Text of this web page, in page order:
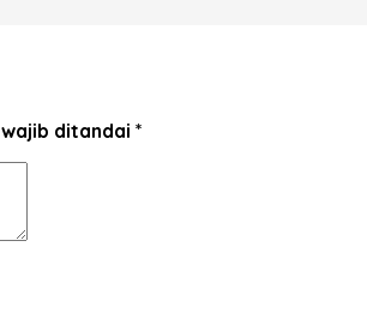
ditandai *